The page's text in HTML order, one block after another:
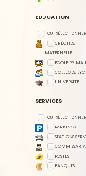
EDUCATION
TOUT SÉLECTIONNER
CRÈCHES,
MATERNELLE
ECOLE
COLLÈGES,
UNIVERSITÉ
SERVICES
TOUT SÉLECTIONNER
PARKINGS
STATIONS
POSTES
BANQUES